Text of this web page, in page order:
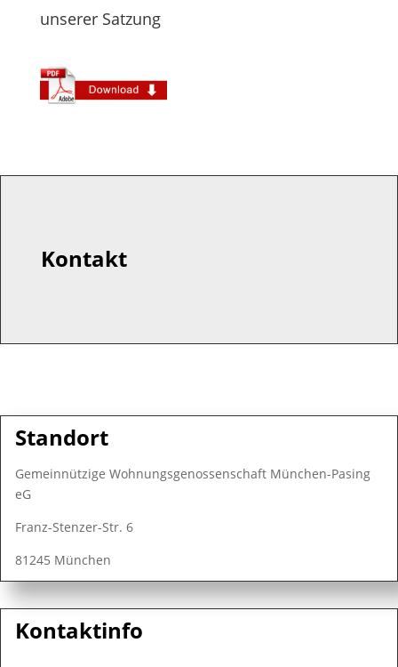
unserer Satzung
Kontakt
Standort
Gemeinnützige Wohnungsgenossenschaft München-Pasing
eG
Franz-Stenzer-Str. 6
81245 München
Kontaktinfo